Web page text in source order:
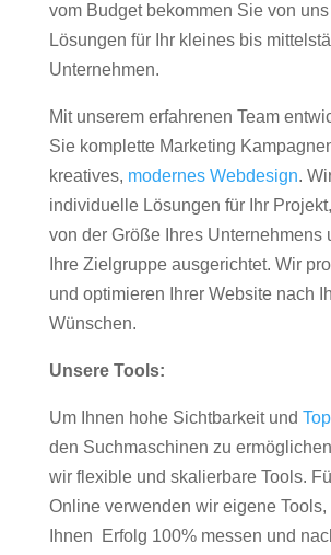
vom Budget bekommen Sie von
Lösungen für Ihr kleines bis
Unternehmen.
Mit unserem erfahrenen Team
Sie komplette Marketing
kreatives, modernes Webdesign.
individuelle Lösungen für Ihr
von der Größe Ihres Unternehmens
Ihre Zielgruppe ausgerichtet. Wir
und optimieren Ihrer Website nach
Wünschen.
Unsere Tools:
Um Ihnen hohe Sichtbarkeit und
den Suchmaschinen zu
wir flexible und skalierbare Tools.
Online verwenden wir eigene
Ihnen Erfolg 100% messen und